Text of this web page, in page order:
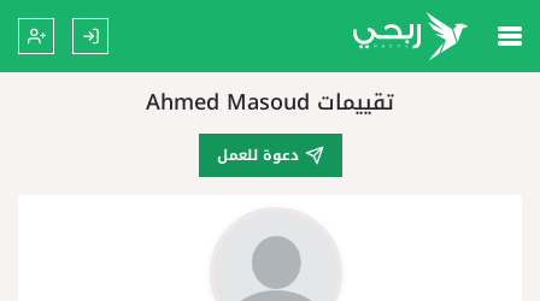
تقييمات Ahmed Masoud
دعوة للعمل